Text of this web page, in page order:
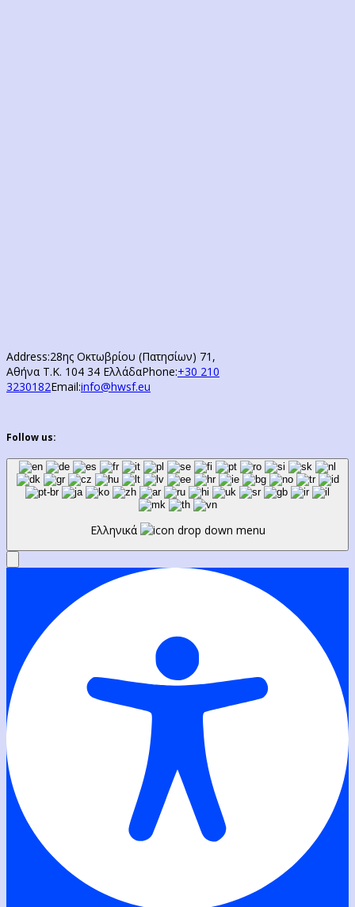
Address:28ης Οκτωβρίου (Πατησίων) 71,
Αθήνα Τ.Κ. 104 34 ΕλλάδαPhone:+30 210
3230182Email:info@hwsf.eu
Follow us:
Ελληνικά